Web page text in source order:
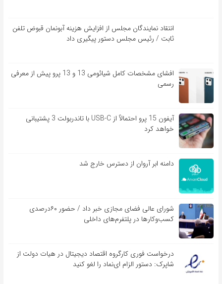
انتقاد نمایندگان مجلس از افزایش هزینه آبونمان قبوض تلفن
ثابت / رئیس مجلس دستور پیگیری داد
افشای مشخصات کامل شیائومی 13 و 13 پرو پیش از معرفی
رسمی
آیفون 15 پرو احتمالاً از USB-C با تاندربولت 3 پشتیبانی
خواهد کرد
دامنه ابر آروان از دسترس خارج شد
شورای عالی فضای مجازی خبر داد / حضور ۶۰درصدی
کسب‌و‌کارها در پلتفرم‌های داخلی
درخواست فوری کارگروه اقتصاد دیجیتال در هیات دولت از
شاپرک: دستور الزام ای‌نماد را لغو کنید